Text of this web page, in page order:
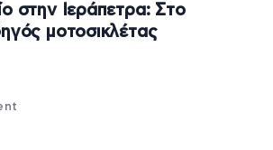
στην Ιεράπετρα: Στο
μοτοσικλέτας